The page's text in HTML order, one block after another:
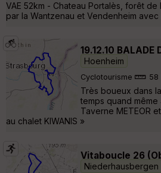
VAE 52km - Chateau Portalès, forêt
par la Wantzenau et Vendenheim
19.12.10 BALADE
Hoenheim
Cyclotourisme
Très boueux dans
temps quand
Taverne METEOR
au chalet KIWANIS »
Vitaboucle 26
Niederhausbergen